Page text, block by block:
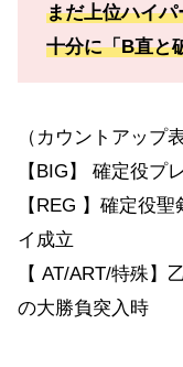
まだ上位ハイ
十分に「B直と
（カウントアップ
【BIG】 確定役プ
【REG 】確定役
イ成立
【 AT/ART/特殊】
の大勝負突入時